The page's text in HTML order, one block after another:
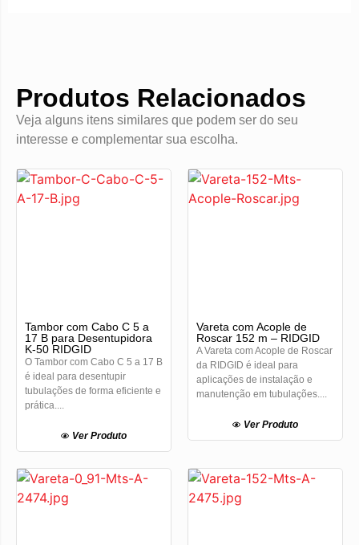
Produtos Relacionados
Veja alguns itens similares que podem ser do seu
interesse e complementar sua escolha.
Tambor com Cabo C 5 a
17 B para Desentupidora
K-50 RIDGID
O Tambor com Cabo C 5 a 17 B
é ideal para desentupir
tubulações de forma eficiente e
prática....
Ver Produto
Vareta com Acople de
Roscar 152 m – RIDGID
A Vareta com Acople de Roscar
da RIDGID é ideal para
aplicações de instalação e
manutenção em tubulações....
Ver Produto